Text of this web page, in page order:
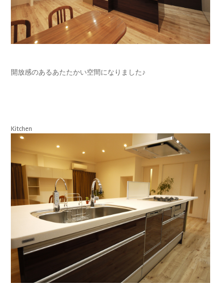
開放感のあるあたたかい空間になりました♪
Kitchen